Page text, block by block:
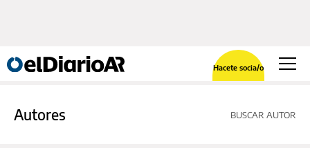
Hacete socia/o
Autores BUSCAR AUTOR